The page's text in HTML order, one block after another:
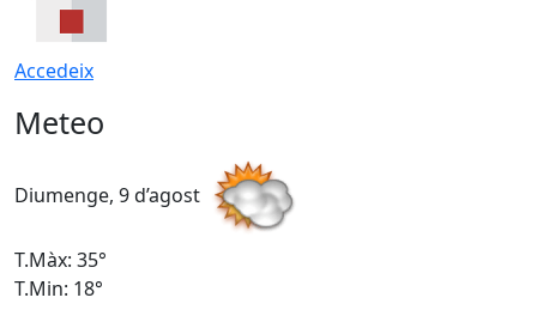
Accedeix
Meteo
Diumenge, 9 d’agost
T.Màx: 35°
T.Min: 18°